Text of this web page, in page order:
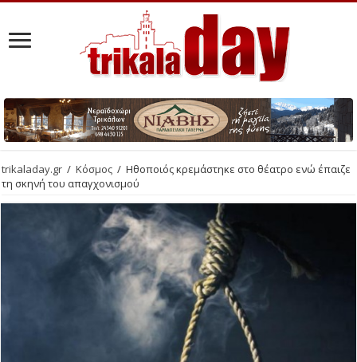
trikaladay.gr / Κόσμος / Ηθοποιός κρεμάστηκε στο θέατρο ενώ έπαιζε
τη σκηνή του απαγχονισμού